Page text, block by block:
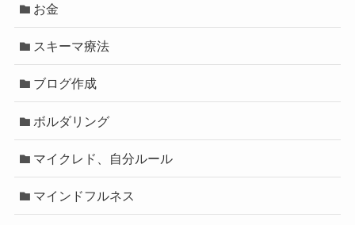
お金
スキーマ療法
ブログ作成
ボルダリング
マイクレド、自分ルール
マインドフルネス